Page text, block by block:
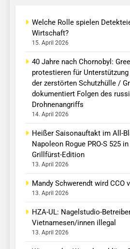
Welche Rolle spielen
Wirtschaft?
15. April 2026
40 Jahre nach Chornobyl:
protestieren für
der zerstörten Schutzhülle /
dokumentiert Folgen des
Drohnenangriffs
14. April 2026
Heißer Saisonauftakt im All-
Napoleon Rogue PRO-S 525
Grillfürst-Edition
13. April 2026
Mandy Schwerendt wird CCO
13. April 2026
HZA-UL: Nagelstudio-
Vietnamesen/innen illegal
13. April 2026